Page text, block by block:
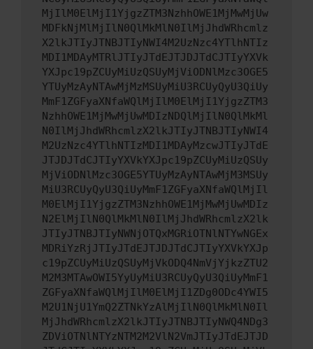
MjIlM0ElMjI1YjgzZTM3NzhhOWE1MjMwMjUw
MDFkNjMlMjIlN0QlMkMlN0IlMjJhdWRhcmlz
X2lkJTIyJTNBJTIyNWI4M2UzNzc4YTlhNTIz
MDI1MDAyMTRlJTIyJTdEJTJDJTdCJTIyYXVk
YXJpc19pZCUyMiUzQSUyMjViODNlMzc3OGE5
YTUyMzAyNTAwMjMzMSUyMiU3RCUyQyU3QiUy
MmF1ZGFyaXNfaWQlMjIlM0ElMjI1YjgzZTM3
NzhhOWE1MjMwMjUwMDIzNDQlMjIlN0QlMkMl
N0IlMjJhdWRhcmlzX2lkJTIyJTNBJTIyNWI4
M2UzNzc4YTlhNTIzMDI1MDAyMzcwJTIyJTdE
JTJDJTdCJTIyYXVkYXJpc19pZCUyMiUzQSUy
MjViODNlMzc3OGE5YTUyMzAyNTAwMjM3MSUy
MiU3RCUyQyU3QiUyMmF1ZGFyaXNfaWQlMjIl
M0ElMjI1YjgzZTM3NzhhOWE1MjMwMjUwMDIz
N2ElMjIlN0QlMkMlN0IlMjJhdWRhcmlzX2lk
JTIyJTNBJTIyNWNjOTQxMGRiOTNlNTYwNGEx
MDRiYzRjJTIyJTdEJTJDJTdCJTIyYXVkYXJp
c19pZCUyMiUzQSUyMjVkODQ4NmVjYjkzZTU2
M2M3MTAwOWI5YyUyMiU3RCUyQyU3QiUyMmF1
ZGFyaXNfaWQlMjIlM0ElMjI1ZDg0ODc4YWI5
M2U1NjU1YmQ2ZTNkYzAlMjIlN0QlMkMlN0Il
MjJhdWRhcmlzX2lkJTIyJTNBJTIyNWQ4NDg3
ZDViOTNlNTYzNTM2M2VlN2VmJTIyJTdEJTJD